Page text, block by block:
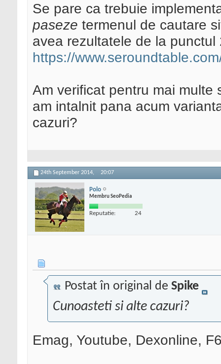
Se pare ca trebuie
paseze termenul de cautare
avea rezultatele de la
https://
Am verificat pentru mai multe
am intalnit pana acum
cazuri?
24th September 2014, 20:07
Polo
Membru SeoPedia
Reputatie: 24
Postat în original de Spike
Cunoasteti si alte cazuri?
Emag, Youtube, Dexonline,